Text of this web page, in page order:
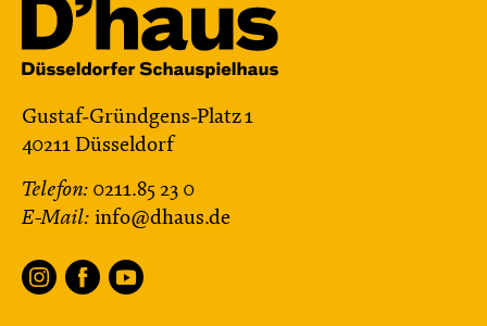
Gustaf-Gründgens-Platz 1
40211 Düsseldorf
Telefon: 0211.85 23 0
E-Mail: info@dhaus.de